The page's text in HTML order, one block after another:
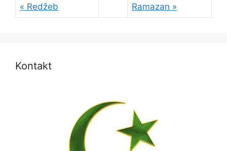
« Redžeb Ramazan »
Kontakt